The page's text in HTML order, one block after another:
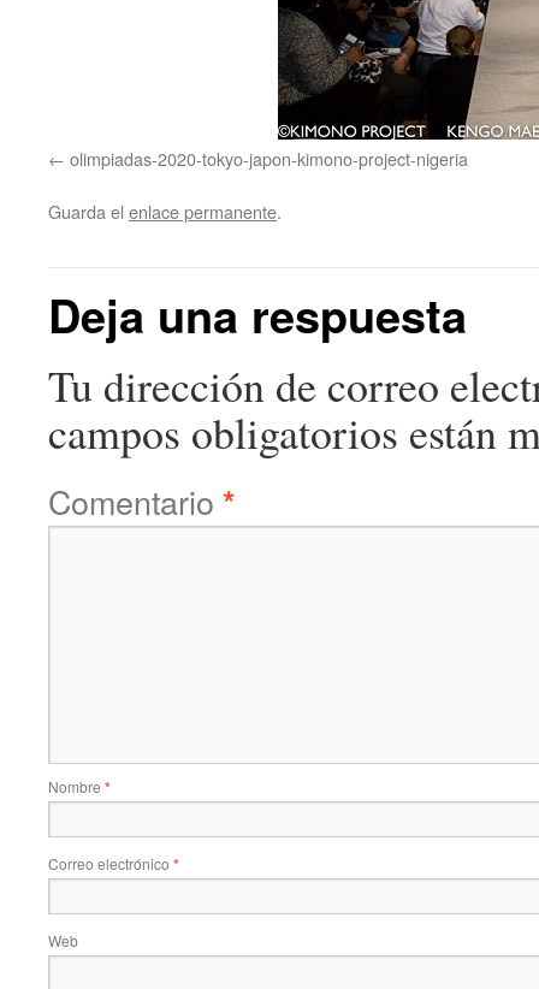
olimpiadas-2020-tokyo-japon-kimono-project-nigeria
Guarda el enlace permanente.
Deja una respuesta
Tu dirección de correo
campos obligatorios están
Comentario *
Nombre *
Correo electrónico *
Web